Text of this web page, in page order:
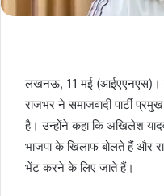
लखनऊ, 11 मई (आईएएनएस)।
राजभर ने समाजवादी पार्टी
है। उन्होंने कहा कि अखिलेश
भाजपा के खिलाफ बोलते हैं और
भेंट करने के लिए जाते हैं।